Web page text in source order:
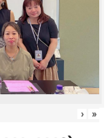
› »